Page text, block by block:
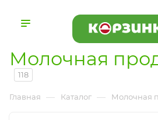
Молочная
118
Главная — Каталог — Молочная